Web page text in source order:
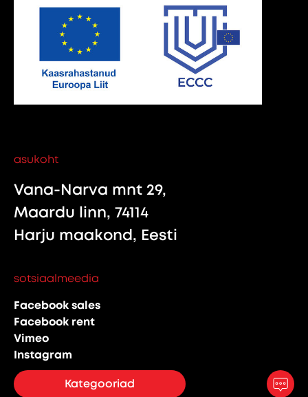
Kategooriad
asukoht
Vana-Narva mnt 29,
Maardu linn, 74114
Harju maakond, Eesti
sotsiaalmeedia
Facebook sales
Facebook rent
Vimeo
Instagram